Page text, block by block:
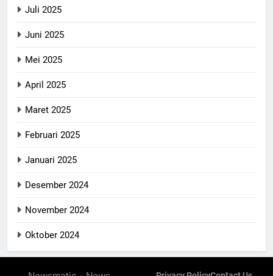
Juli 2025
Juni 2025
Mei 2025
April 2025
Maret 2025
Februari 2025
Januari 2025
Desember 2024
November 2024
Oktober 2024